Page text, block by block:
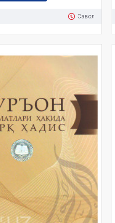
Савол